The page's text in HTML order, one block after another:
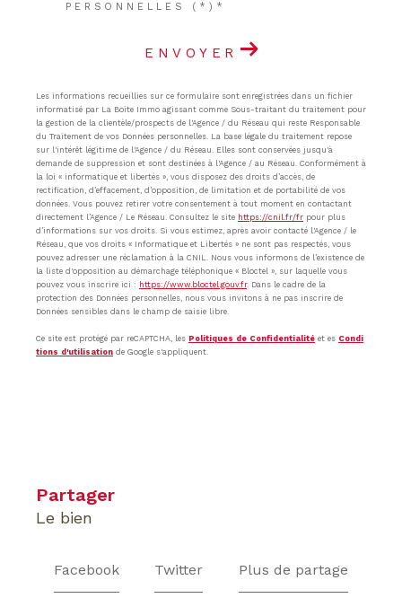
PERSONNELLES (*)*
ENVOYER
Les informations recueillies sur ce formulaire sont enregistrées dans un fichier
informatisé par La Boite Immo agissant comme Sous-traitant du traitement pour
la gestion de la clientèle/prospects de l'Agence / du Réseau qui reste Responsable
du Traitement de vos Données personnelles. La base légale du traitement repose
sur l'intérêt légitime de l'Agence / du Réseau. Elles sont conservées jusqu'à
demande de suppression et sont destinées à l'Agence / au Réseau. Conformément à
la loi « informatique et libertés », vous disposez des droits d’accès, de
rectification, d’effacement, d’opposition, de limitation et de portabilité de vos
données. Vous pouvez retirer votre consentement à tout moment en contactant
directement l’Agence / Le Réseau. Consultez le site https://cnil.fr/fr pour plus
d’informations sur vos droits. Si vous estimez, après avoir contacté l'Agence / le
Réseau, que vos droits « Informatique et Libertés » ne sont pas respectés, vous
pouvez adresser une réclamation à la CNIL. Nous vous informons de l’existence de
la liste d'opposition au démarchage téléphonique « Bloctel », sur laquelle vous
pouvez vous inscrire ici : https://www.bloctel.gouv.fr. Dans le cadre de la
protection des Données personnelles, nous vous invitons à ne pas inscrire de
Données sensibles dans le champ de saisie libre.
Ce site est protégé par reCAPTCHA, les Politiques de Confidentialité et es Condi
tions d'utilisation de Google s'appliquent.
partager
le bien
Facebook Twitter Plus de partage